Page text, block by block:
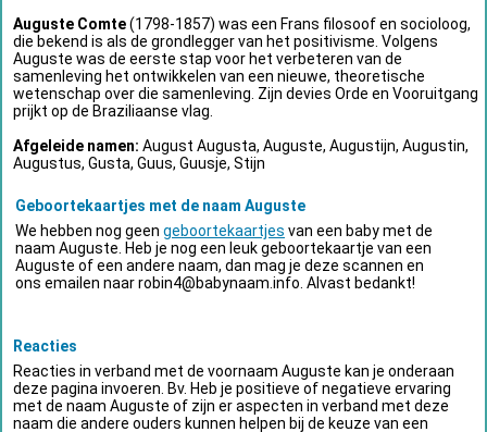
Auguste Comte(1798-1857) was een Frans filosoof en socioloog,
die bekend is als de grondlegger van het positivisme. Volgens
Auguste was de eerste stap voor het verbeteren van de
samenleving het ontwikkelen van een nieuwe, theoretische
wetenschap over die samenleving. Zijn devies Orde en Vooruitgang
prijkt op de Braziliaanse vlag.
Afgeleide namen: August Augusta, Auguste, Augustijn, Augustin,
Augustus, Gusta, Guus, Guusje, Stijn
Geboortekaartjes met de naam Auguste
We hebben nog geen geboortekaartjes van een baby met de
naam Auguste. Heb je nog een leuk geboortekaartje van een
Auguste of een andere naam, dan mag je deze scannen en
ons emailen naarrobin4@babynaam.info . Alvast bedankt!
Reacties
Reacties in verband met de voornaam Auguste kan je onderaan
deze pagina invoeren. Bv. Heb je positieve of negatieve ervaring
met de naam Auguste of zijn er aspecten in verband met deze
naam die andere ouders kunnen helpen bij de keuze van een